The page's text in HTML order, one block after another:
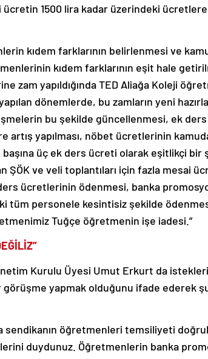
ücretin 1500 lira kadar üzerindeki
kıdem farklarının belirlenmesi ve
kıdem farklarının eşit hale
zam yapıldığında TED Aliağa Koleji
dönemlerde, bu zamların yeni
bu şekilde güncellenmesi, ek ders
artış yapılması, nöbet ücretlerinin
üç ek ders ücreti olarak eşitlikçi bir
ŞÖK ve veli toplantıları için fazla mesai
ücretlerinin ödenmesi, banka
tüm personele kesintisiz şekilde
Tuğçe öğretmenin işe iadesi.”
Kurulu Üyesi Umut Erkurt da
yapmak olduğunu ifade ederek
sendikanın öğretmenleri temsiliyeti
duydunuz. Öğretmenlerin banka